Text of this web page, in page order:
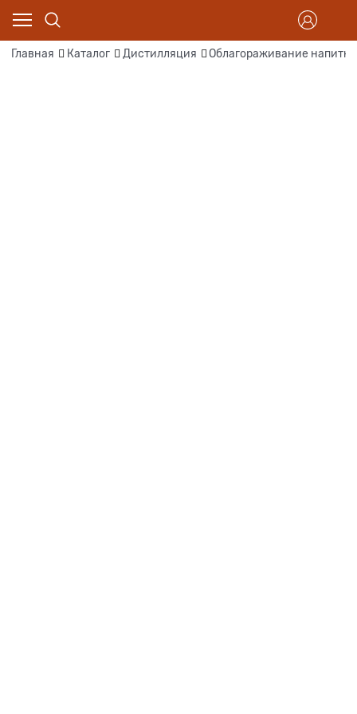
Главная Каталог Дистилляция Облагораживание напитка